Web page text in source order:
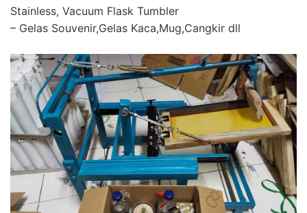
Stainless, Vacuum Flask Tumbler
– Gelas Souvenir,Gelas Kaca,Mug,Cangkir dll